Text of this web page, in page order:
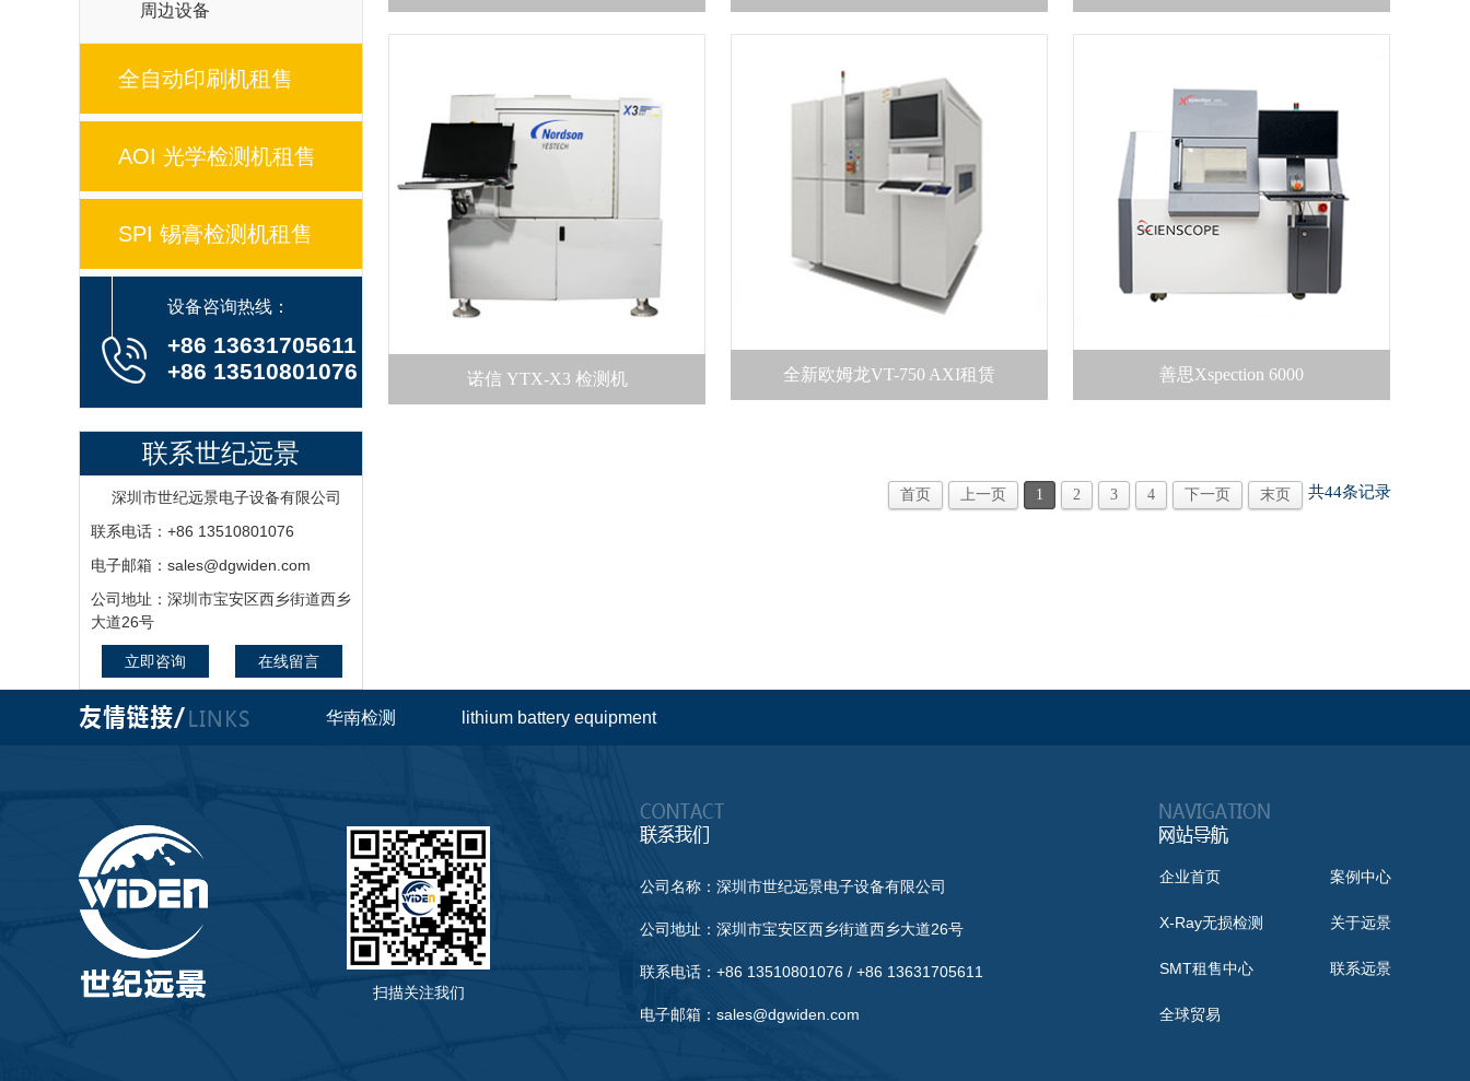
周边设备
全自动印刷机租售
AOI 光学检测机租售
SPI 锡膏检测机租售
设备咨询热线：
+86 13631705611
+86 13510801076
联系世纪远景
深圳市世纪远景电子设备有限公司
联系电话：+86 13510801076
电子邮箱：sales@dgwiden.com
公司地址：深圳市宝安区西乡街道西乡
大道26号
立即咨询 在线留言
诺信 YTX-X3 检测机 全新欧姆龙VT-750 AXI租赁 善思Xspection 6000
首页 上一页 1 2 3 4 下一页 末页 共44条记录
华南检测 lithium battery equipment
扫描关注我们
公司名称：深圳市世纪远景电子设备有限公司
公司地址：深圳市宝安区西乡街道西乡大道26号
联系电话：+86 13510801076 / +86 13631705611
电子邮箱：sales@dgwiden.com
企业首页 案例中心
X-Ray无损检测 关于远景
SMT租售中心 联系远景
全球贸易